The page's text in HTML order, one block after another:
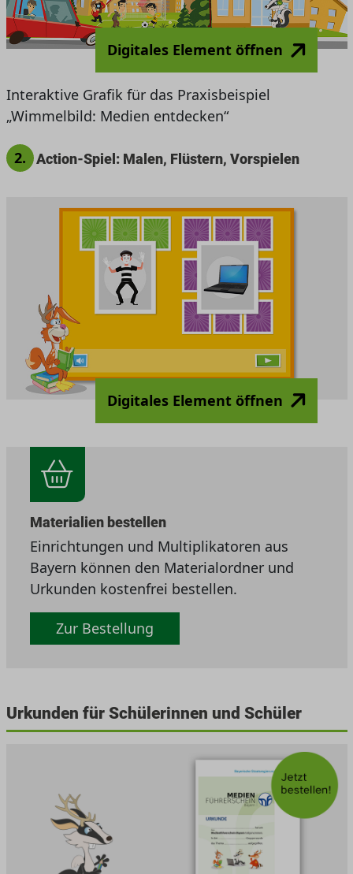
Digitales Element öffnen
Interaktive Grafik für das Praxisbeispiel
„Wimmelbild: Medien entdecken“
2. Action-Spiel: Malen, Flüstern, Vorspielen
Digitales Element öffnen
Materialien bestellen
Einrichtungen und Multiplikatoren aus
Bayern können den Materialordner und
Urkunden kostenfrei bestellen.
Zur Bestellung
Urkunden für Schülerinnen und Schüler